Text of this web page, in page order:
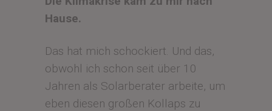
Hause.
Das hat mich schockiert. Und das,
obwohl ich schon seit über 10
Jahren als Solarberater arbeite, um
eben diesen großen Kollaps zu